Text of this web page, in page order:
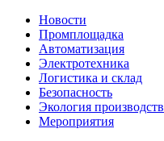
Новости
Промплощадка
Автоматизация
Электротехника
Логистика и склад
Безопасность
Экология производств
Мероприятия